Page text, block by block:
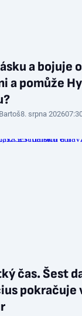
a bojuje
a pomůže
8. srpna 2026
čas. Šest
pokračuje